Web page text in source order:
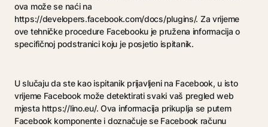
ova može se naći na
https://developers.facebook.com/docs/plugins/. Za vrijeme
ove tehničke procedure Facebooku je pružena informacija o
specifičnoj podstranici koju je posjetio ispitanik.
U slučaju da ste kao ispitanik prijavljeni na Facebook, u isto
vrijeme Facebook može detektirati svaki vaš pregled web
mjesta https://lino.eu/. Ova informacija prikuplja se putem
Facebook komponente i doznačuje se Facebook računu